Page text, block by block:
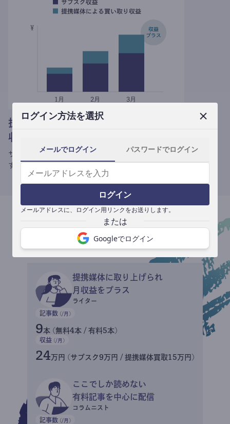
ログイン方法を選択
メールでログイン パスワードでログイン
ログイン
メールアドレスに、ログイン用リンクをお送りします。
Googleでログイン
提携媒体による記事買い取りで
収益がプラスされる
サブスク収益にメディアへの記事提供の売り上げをプラスできま
す。
収益イメージ
提携媒体に取り上げられ
月収益をプラス
ライター
記事数 (/月)
9本 (無料4本 / 有料5本)
収益 (/月)
24万円 (サブスク9万円 / 提携媒体買取15万円)
ここでしか読めない
有料記事を中心に配信
コラムニスト
記事数 (/月)